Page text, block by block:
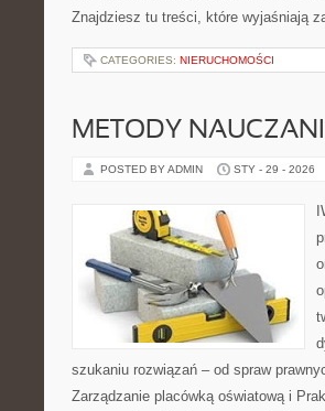
Znajdziesz tu treści, które wyjaśniają
CATEGORIES: NIERUCHOMOŚCI
METODY
POSTED BY ADMIN STY - 29 - 2026
szukaniu rozwiązań – od spraw
Zarządzanie placówką oświatową i